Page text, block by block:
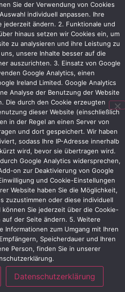
Nächster
Sie der Verwendung von Cookies
individuell anpassen. Ihre
jederzeit ändern. 2. Funktionale und
hinaus setzen wir Cookies ein, um
zu analysieren und ihre Leistung zu
unsere Inhalte besser auf die
auszurichten. 3. Einsatz von Google
Google Analytics, einen
Ireland Limited. Google Analytics
Analyse der Benutzung der Website
Die durch den Cookie erzeugten
dieser Website (einschließlich
in der Regel an einen Server von
und dort gespeichert. Wir haben
sodass Ihre IP-Adresse innerhalb
wird, bevor sie übertragen wird.
Google Analytics widersprechen,
on zur Deaktivierung von Google
und Cookie-Einstellungen
Website haben Sie die Möglichkeit,
zuzustimmen oder diese individuell
können Sie jederzeit über die Cookie-
der Seite ändern. 5. Weitere
Informationen zum Umgang mit Ihren
Speicherdauer und Ihren
Person, finden Sie in unserer
Datenschutzerklärung